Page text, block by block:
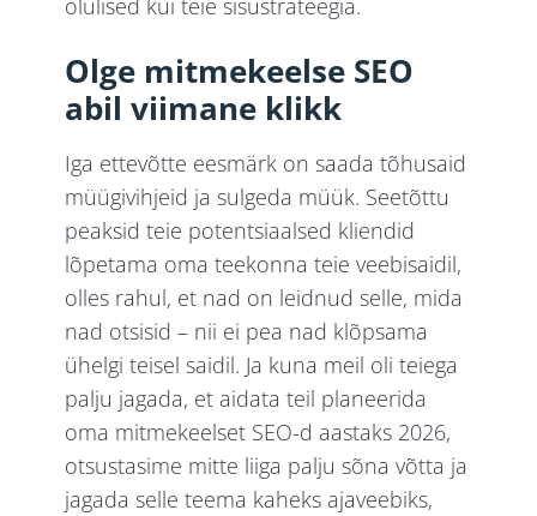
Olge mitmekeelse SEO
abil viimane klikk
Iga ettevõtte eesmärk on saada tõhusaid
müügivihjeid ja sulgeda müük. Seetõttu
peaksid teie potentsiaalsed kliendid
lõpetama oma teekonna teie veebisaidil,
olles rahul, et nad on leidnud selle, mida
nad otsisid – nii ei pea nad klõpsama
ühelgi teisel saidil. Ja kuna meil oli teiega
palju jagada, et aidata teil planeerida
oma mitmekeelset SEO-d aastaks 2026,
otsustasime mitte liiga palju sõna võtta ja
jagada selle teema kaheks ajaveebiks,